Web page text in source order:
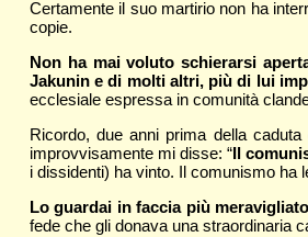
Certamente il suo martirio non ha
copie.
Non ha mai voluto schierarsi
Jakunin e di molti altri, più di lui
ecclesiale espressa in comunità
Ricordo, due anni prima della
improvvisamente mi disse: “Il
i dissidenti) ha vinto. Il comunismo ha
Lo guardai in faccia più
fede che gli donava una straordinaria